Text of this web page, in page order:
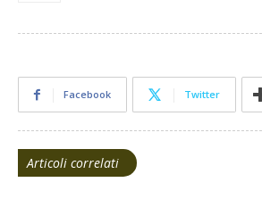
Facebook Twitter
Articoli correlati